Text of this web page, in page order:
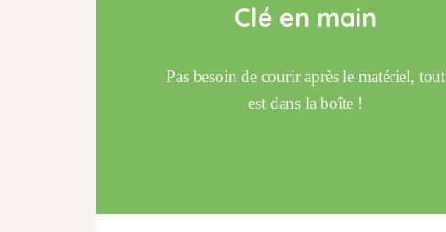
Clé en main
Pas besoin de courir après le matériel, tout
est dans la boîte !